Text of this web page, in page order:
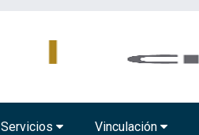
Servicios Vinculación